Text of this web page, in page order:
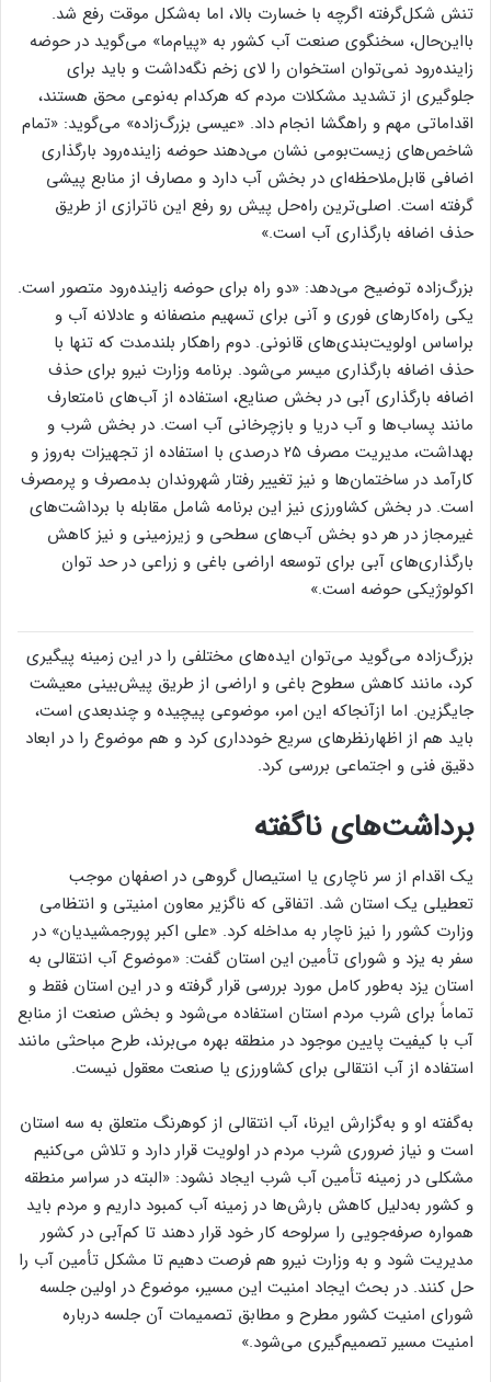
تنش شکل‌گرفته اگرچه با خسارت بالا، اما به‌شکل موقت رفع شد.
بااین‌حال، سخنگوی صنعت آب کشور به «پیام‌ما» می‌گوید در حوضه
زاینده‌رود نمی‌توان استخوان را لای زخم نگه‌داشت و باید برای
جلوگیری از تشدید مشکلات مردم که هرکدام به‌نوعی محق هستند،
اقداماتی مهم و راهگشا انجام داد. «عیسی بزرگ‌زاده» می‌گوید: «تمام
شاخص‌های زیست‌بومی نشان می‌دهند حوضه زاینده‌رود بارگذاری
اضافی قابل‌ملاحظه‌ای در بخش آب دارد و مصارف از منابع پیشی
گرفته است. اصلی‌ترین راه‌حل پیش رو رفع این ناترازی از طریق
حذف اضافه بارگذاری آب است.»
بزرگ‌زاده توضیح می‌دهد: «دو راه برای حوضه زاینده‌رود متصور است.
یکی راه‌کار‌های فوری و آنی برای تسهیم منصفانه و عادلانه آب و
براساس اولویت‌بندی‌های قانونی. دوم راهکار بلندمدت که تنها با
حذف اضافه بارگذاری میسر می‌شود. برنامه وزارت نیرو برای حذف
اضافه بارگذاری آبی در بخش صنایع، استفاده از آب‌های نامتعارف
مانند پساب‌ها و آب دریا و بازچرخانی آب است. در بخش شرب و
بهداشت، مدیریت مصرف ۲۵ درصدی با استفاده از تجهیزات به‌روز و
کارآمد در ساختمان‌ها و نیز تغییر رفتار شهروندان بدمصرف و پرمصرف
است. در بخش کشاورزی نیز این برنامه شامل مقابله با برداشت‌های
غیرمجاز در هر دو بخش آب‌های سطحی و زیرزمینی و نیز کاهش
بارگذاری‌های آبی برای توسعه اراضی باغی و زراعی در حد توان
اکولوژیکی حوضه است.»‌
بزرگ‌زاده می‌گوید می‌توان ایده‌های مختلفی را در این زمینه پیگیری
کرد، مانند کاهش سطوح باغی و اراضی از طریق پیش‌بینی معیشت
جایگزین. اما ازآنجاکه این امر، موضوعی پیچیده و چندبعدی است،
باید هم از اظهارنظر‌های سریع خودداری کرد و هم موضوع را در ابعاد
دقیق فنی و اجتماعی بررسی کرد.
برداشت‌های ناگفته
یک اقدام از سر ناچاری یا استیصال گروهی در اصفهان موجب
تعطیلی یک استان شد. اتفاقی که ناگزیر معاون امنیتی و انتظامی
وزارت کشور را نیز ناچار به مداخله کرد. «علی اکبر پورجمشیدیان» در
سفر به یزد و شورای تأمین این استان گفت: «موضوع آب انتقالی به
استان یزد به‌طور کامل مورد بررسی قرار گرفته و در این استان فقط و
تماماً برای شرب مردم استان استفاده می‌شود و بخش صنعت از منابع
آب با کیفیت پایین موجود در منطقه بهره می‌برند، طرح مباحثی مانند
استفاده از آب انتقالی برای کشاورزی یا صنعت معقول نیست.
به‌گفته او و به‌گزارش ایرنا، آب انتقالی از کوهرنگ متعلق به سه استان
است و نیاز ضروری شرب مردم در اولویت قرار دارد و تلاش می‌کنیم
مشکلی در زمینه تأمین آب شرب ایجاد نشود: «البته در سراسر منطقه
و کشور به‌دلیل کاهش بارش‌ها در زمینه آب کمبود داریم و مردم باید
همواره صرفه‌جویی را سرلوحه کار خود قرار دهند تا کم‌آبی در کشور
مدیریت شود و به وزارت نیرو هم فرصت دهیم تا مشکل تأمین آب را
حل کنند. در بحث ایجاد امنیت این مسیر، موضوع در اولین جلسه
شورای امنیت کشور مطرح و مطابق تصمیمات آن جلسه درباره
امنیت مسیر تصمیم‌گیری می‌شود.»